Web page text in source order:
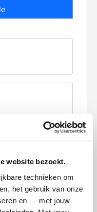
website bezoekt.
technieken om
het gebruik van onze
en — met jouw